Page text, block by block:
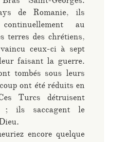
de Romanie, ils
continuellement au
terres des chrétiens,
ceux-ci à sept
faisant la guerre.
tombés sous leurs
ont été réduits en
Turcs détruisent
; ils saccagent le
encore quelque